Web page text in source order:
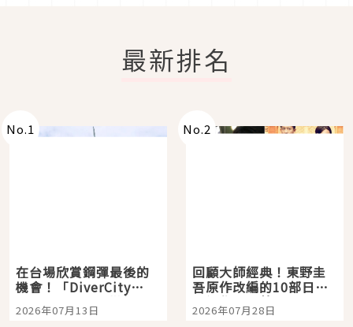
最新排名
No.1
在台場欣賞鋼彈最後的
機會！「DiverCity
Tokyo Plaza」搭船、
購物、美食及夜景，一
2026年07月13日
No.2
回顧大師經典！東野圭
吾原作改編的10部日本
影視作品推薦
2026年07月28日